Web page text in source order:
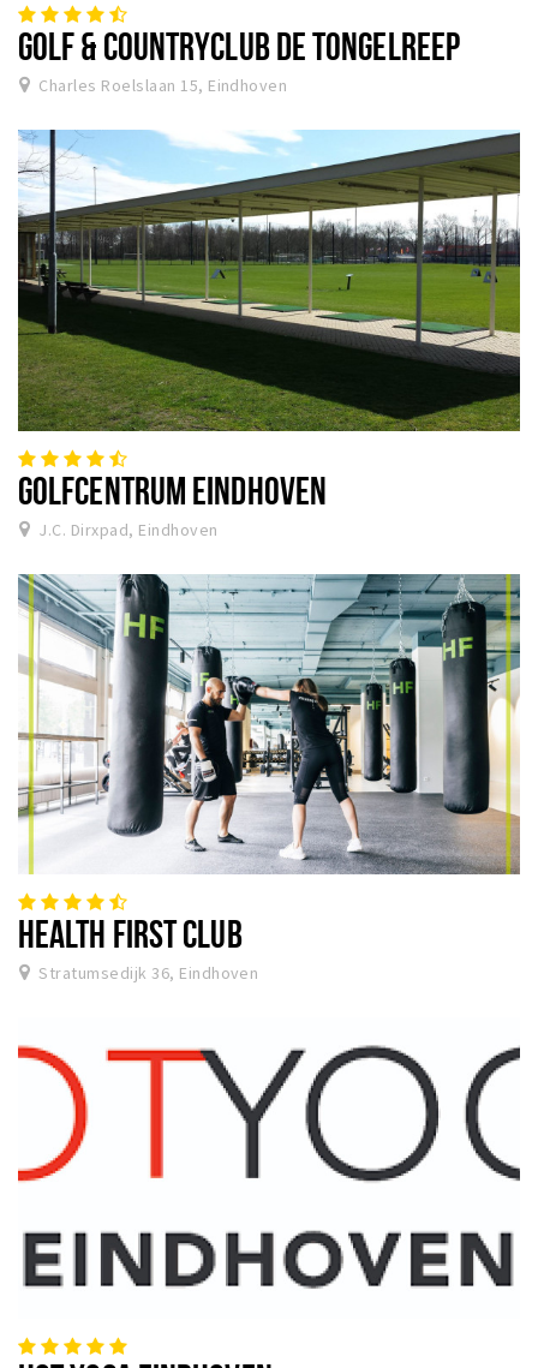
GOLF & COUNTRYCLUB DE TONGELREEP
Charles Roelslaan 15, Eindhoven
GOLFCENTRUM EINDHOVEN
J.C. Dirxpad, Eindhoven
HEALTH FIRST CLUB
Stratumsedijk 36, Eindhoven